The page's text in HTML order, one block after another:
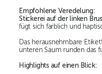
Empfohlene Veredelung:
Stickerei auf der linken
fügt sich farblich und
Das herausnehmbare
unteren Saum runden das
Highlights auf einen Blick: